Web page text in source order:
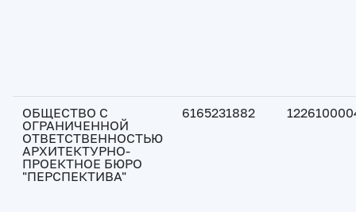
ОБЩЕСТВО С
ОГРАНИЧЕННОЙ
ОТВЕТСТВЕННОСТЬЮ
АРХИТЕКТУРНО-
ПРОЕКТНОЕ БЮРО
"ПЕРСПЕКТИВА"
6165231882